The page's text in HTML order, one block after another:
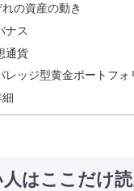
の資産の動き
ナス
通貨
レッジ型黄金ポートフォ
はここだけ